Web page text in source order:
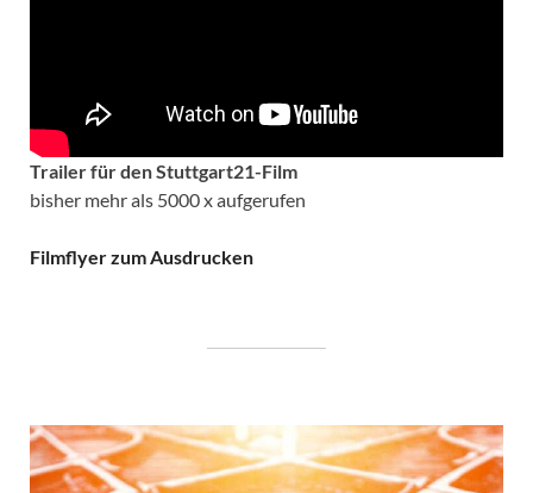
Trailer für den Stuttgart21-Film
bisher mehr als 5000 x aufgerufen
Filmflyer zum Ausdrucken